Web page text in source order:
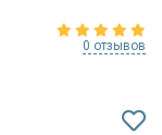
0 отзывов